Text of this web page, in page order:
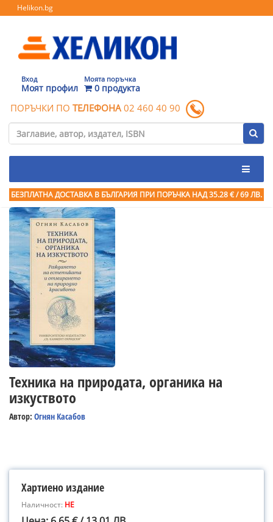
Helikon.bg
Вход
Моят профил
Моята поръчка
0 продукта
ПОРЪЧКИ ПО ТЕЛЕФОНА 02 460 40 90
БЕЗПЛАТНА ДОСТАВКА В БЪЛГАРИЯ ПРИ ПОРЪЧКА НАД 35.28 € / 69 ЛВ.
Техника на природата, органика на
изкуството
Автор: Огнян Касабов
Хартиено издание
Наличност: НЕ